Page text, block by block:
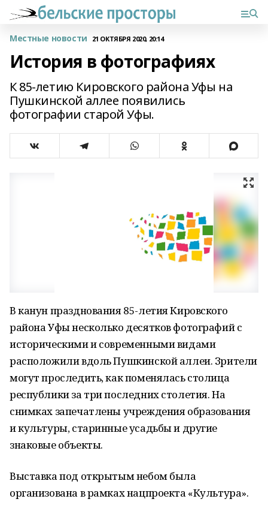
Местные новости 21 ОКТЯБРЯ 2020, 20:14
История в фотографиях
К 85-летию Кировского района Уфы на
Пушкинской аллее появились
фотографии старой Уфы.
В канун празднования 85-летия Кировского
района Уфы несколько десятков фотографий с
историческими и современными видами
расположили вдоль Пушкинской аллеи. Зрители
могут проследить, как поменялась столица
республики за три последних столетия. На
снимках запечатлены учреждения образования
и культуры, старинные усадьбы и другие
знаковые объекты.
Выставка под открытым небом была
организована в рамках нацпроекта «Культура».